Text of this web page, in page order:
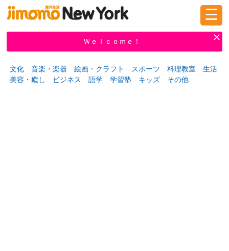
掲示板 タウン情報 教えて！
☰
Ｗｅｌｃｏｍｅ！
文化 音楽・楽器 絵画・クラフト スポーツ 料理教室
生活
美容・癒し
ビジネス 語学 学習塾 キッズ その他